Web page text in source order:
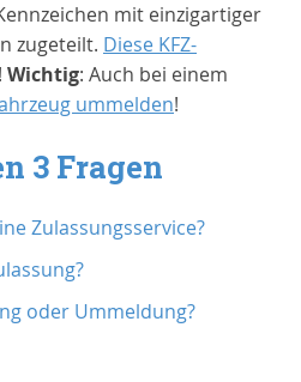
mit einzigartiger
zugeteilt. Diese KFZ-
! Wichtig: Auch bei einem
ummelden!
3 Fragen
Zulassungsservice?
oder Ummeldung?